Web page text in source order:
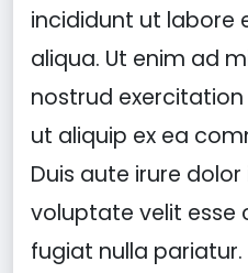
incididunt ut labore
aliqua. Ut enim ad
nostrud
ut aliquip ex ea
Duis aute irure
voluptate velit esse
fugiat nulla pariatur.